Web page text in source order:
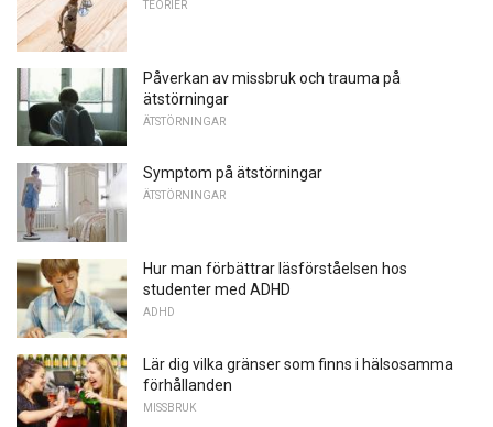
TEORIER
Påverkan av missbruk och trauma på
ätstörningar
ÄTSTÖRNINGAR
Symptom på ätstörningar
ÄTSTÖRNINGAR
Hur man förbättrar läsförståelsen hos
studenter med ADHD
ADHD
Lär dig vilka gränser som finns i hälsosamma
förhållanden
MISSBRUK